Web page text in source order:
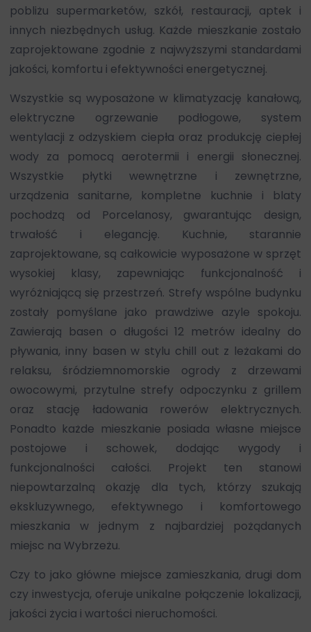
pobliżu supermarketów, szkół, restauracji, aptek i
innych niezbędnych usług. Każde mieszkanie zostało
zaprojektowane zgodnie z najwyższymi standardami
jakości, komfortu i efektywności energetycznej.
Wszystkie są wyposażone w klimatyzację kanałową,
elektryczne ogrzewanie podłogowe, system
wentylacji z odzyskiem ciepła oraz produkcję ciepłej
wody za pomocą aerotermii i energii słonecznej.
Wszystkie płytki wewnętrzne i zewnętrzne,
urządzenia sanitarne, kompletne kuchnie i blaty
pochodzą od Porcelanosy, gwarantując design,
trwałość i elegancję. Kuchnie, starannie
zaprojektowane, są całkowicie wyposażone w sprzęt
wysokiej klasy, zapewniając funkcjonalność i
wyróżniającą się przestrzeń. Strefy wspólne budynku
zostały pomyślane jako prawdziwe azyle spokoju.
Zawierają basen o długości 12 metrów idealny do
pływania, inny basen w stylu chill out z leżakami do
relaksu, śródziemnomorskie ogrody z drzewami
owocowymi, przytulne strefy odpoczynku z grillem
oraz stację ładowania rowerów elektrycznych.
Ponadto każde mieszkanie posiada własne miejsce
postojowe i schowek, dodając wygody i
funkcjonalności całości. Projekt ten stanowi
niepowtarzalną okazję dla tych, którzy szukają
ekskluzywnego, efektywnego i komfortowego
mieszkania w jednym z najbardziej pożądanych
miejsc na Wybrzeżu.
Czy to jako główne miejsce zamieszkania, drugi dom
czy inwestycja, oferuje unikalne połączenie lokalizacji,
jakości życia i wartości nieruchomości.